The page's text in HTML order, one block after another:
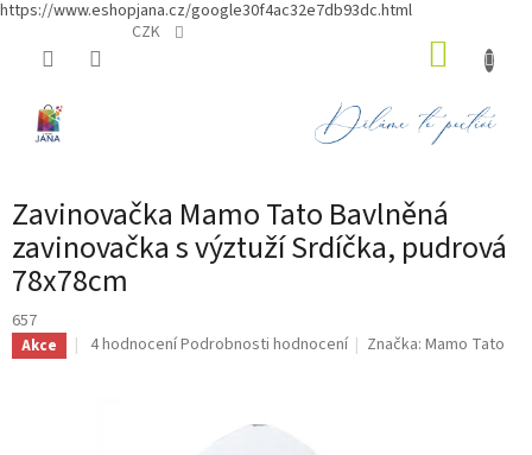
https://www.eshopjana.cz/google30f4ac32e7db93dc.html
CZK
Zavinovačka Mamo Tato Bavlněná
zavinovačka s výztuží Srdíčka, pudrová
78x78cm
657
Akce
Průměrné
4 hodnoceníPodrobnosti hodnocení Značka:Mamo Tato